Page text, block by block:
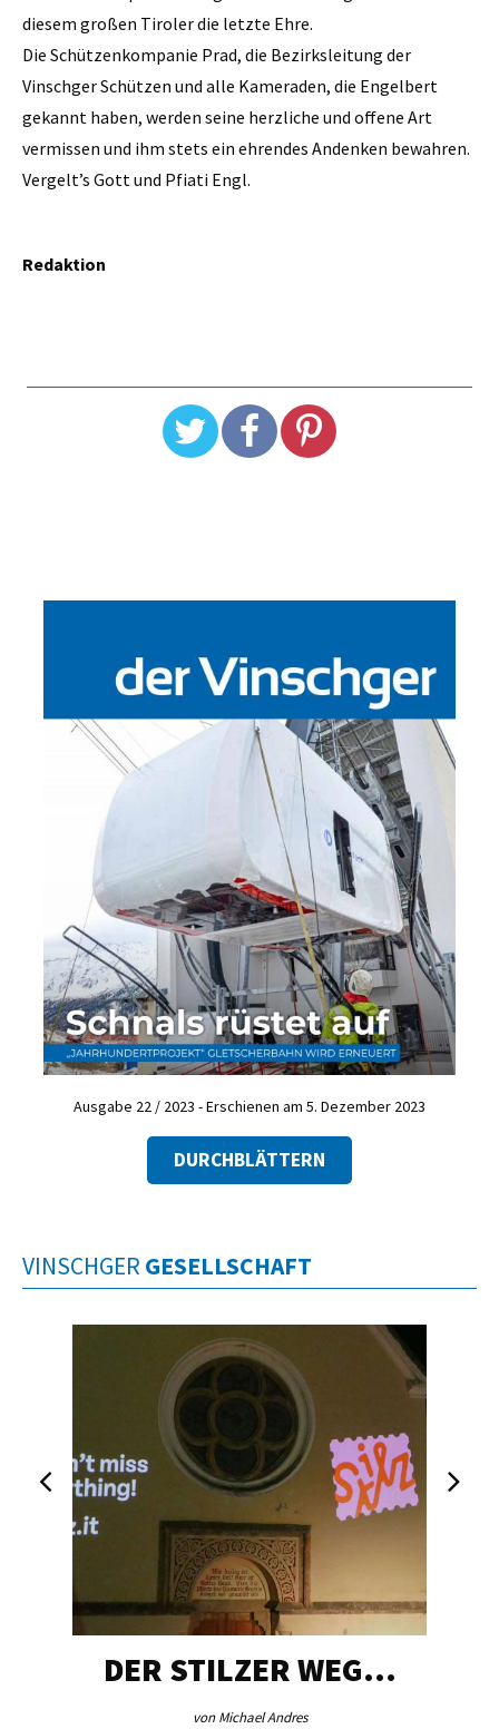
diesem großen Tiroler die letzte Ehre.
Die Schützenkompanie Prad, die Bezirksleitung der
Vinschger Schützen und alle Kameraden, die Engelbert
gekannt haben, werden seine herzliche und offene Art
vermissen und ihm stets ein ehrendes Andenken bewahren.
Vergelt’s Gott und Pfiati Engl.
Redaktion
Ausgabe 22 / 2023 - Erschienen am 5. Dezember 2023
DURCHBLÄTTERN
VINSCHGER GESELLSCHAFT
DER STILZER WEG…
von Michael Andres